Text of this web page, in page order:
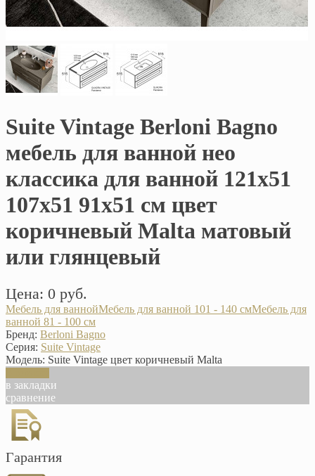
Suite Vintage Berloni Bagno
мебель для ванной нео
классика для ванной 121х51
107х51 91х51 см цвет
коричневый Malta матовый
или глянцевый
Цена: 0 руб.
Мебель для ваннойМебель для ванной 101 - 140 смМебель для
ванной 81 - 100 см
Бренд: Berloni Bagno
Серия: Suite Vintage
Модель: Suite Vintage цвет коричневый Malta
в закладки
сравнение
Гарантия